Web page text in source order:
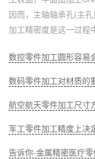
因而，主轴轴承孔(主
加工精密度是这一过程
数控零件加工圆形容易
数码零件加工对材质的
航空航天零件加工尺寸
军工零件加工精度上决